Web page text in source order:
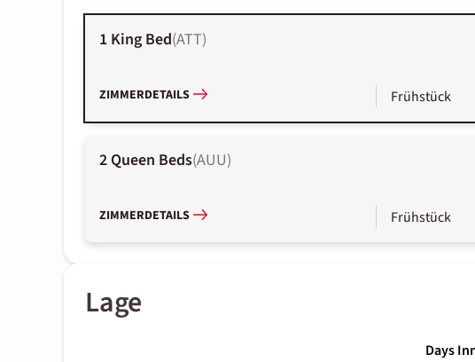
1 King Bed(ATT)
ZIMMERDETAILS Frühstück
2 Queen Beds(AUU)
ZIMMERDETAILS Frühstück
Lage
Days